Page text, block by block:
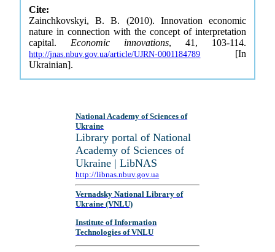
Cite:
Zainchkovskyi, B. B. (2010). Innovation economic
nature in connection with the concept of interpretation
capital. Economic innovations, 41, 103-114.
http://jnas.nbuv.gov.ua/article/UJRN-0001184789 [In
Ukrainian].
National Academy of Sciences of
Ukraine
Library portal of National
Academy of Sciences of
Ukraine | LibNAS
http://libnas.nbuv.gov.ua
Vernadsky National Library of
Ukraine (VNLU)
Institute of Information
Technologies of VNLU